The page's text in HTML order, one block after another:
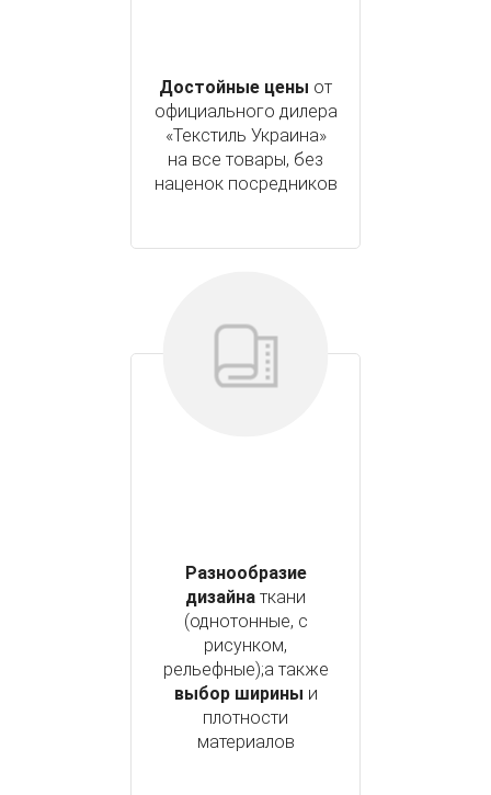
Достойные цены от
официального дилера
«Текстиль Украина»
на все товары, без
наценок посредников
Разнообразие
дизайна ткани
(однотонные, с
рисунком,
рельефные);а также
выбор ширины и
плотности
материалов